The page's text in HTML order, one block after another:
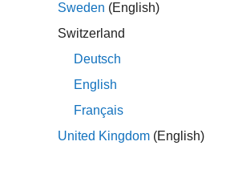
detection for fixed-step simulation
Sweden (English)
Switzerland
Deutsch
English
Français
United Kingdom (English)